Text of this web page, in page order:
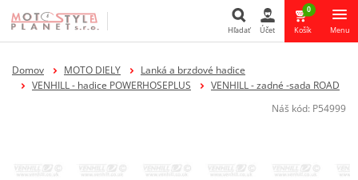
Hľadať Účet
0
Košík Menu
Domov MOTO DIELY
Lanká a brzdové hadice
VENHILL - hadice POWERHOSEPLUS
VENHILL - zadné -sada ROAD
Náš kód: P54999